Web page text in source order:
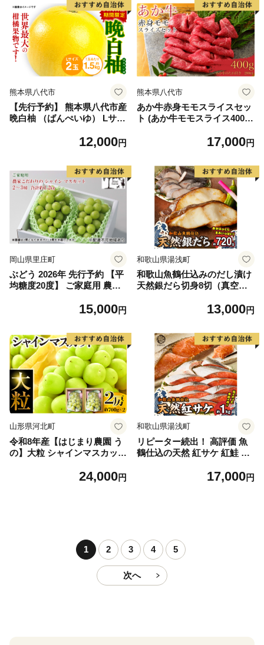
熊本県八代市
【先行予約】 熊本県八代市産
晩白柚 （ばんぺいゆ） Lサイ
もの フルーツ おやつ 特産 熊
12,000円
熊本県八代市
あか牛赤身モモスライスセッ
ト (あか牛モモスライス400
17,000円
岡山県里庄町
ぶどう 2026年 先行予約 【平
均糖度20度】 ご家庭用 農家
ット 2～3房 合計約1.2kg ブ
直送 】
15,000円
和歌山県湯浅町
和歌山魚鶴仕込みのだし漬け
天然銀だら切身8切（真空パ
製法 良質な脂 ふっくら 柔ら
ぶ だし漬け 煮付け ムニエル
味噌漬け 鍋物 冷凍 湯浅町 送
料無料_G7334
13,000円
山形県河北町
令和8年産【はじまり農園 う
の】大粒 シャインマスカット
河北町産 【河北町観光物産協
24,000円
和歌山県湯浅町
リピーター続出！ 高評価 魚
鶴仕込の天然 紅サケ 紅鮭 鮭
レビュー高評価 小分け 真空
町 送料無料_G7317
17,000円
1 2 3 4 5
次へ